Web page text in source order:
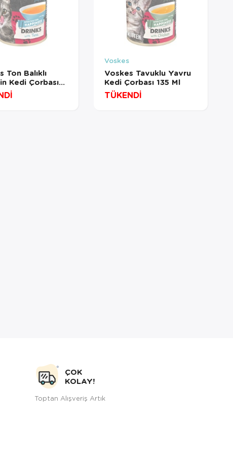
Ton Balıklı
Kedi Çorbası
Voskes
Voskes Tavuklu Yavru
Kedi Çorbası 135 Ml
TÜKENDİ
ÇOK
KOLAY!
Toptan Alışveriş Artık